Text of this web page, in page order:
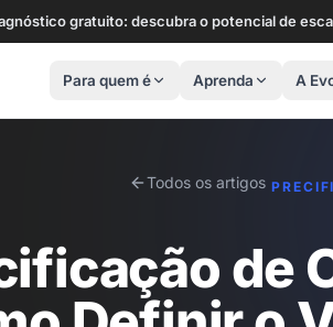
gratuito: descubra o potencial de
Para quem é Aprenda A
Todos os artigos
de